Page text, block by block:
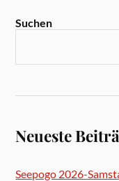
Suchen
Neueste
Seepogo 2026-